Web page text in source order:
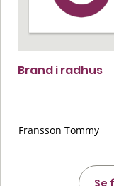
Brand i radhus
Fransson Tommy
Se